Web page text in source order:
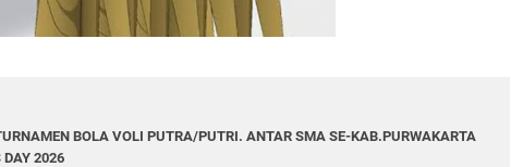
BOLA VOLI PUTRA/PUTRI. ANTAR SMA SE-KAB.PURWAKARTA
DAY 2026